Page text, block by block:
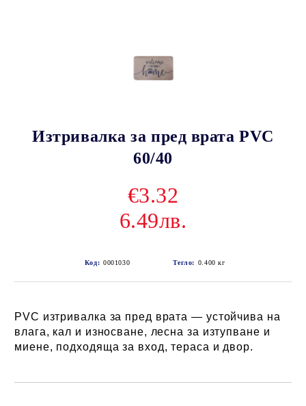
Изтривалка за пред врата PVC
60/40
€3.32
6.49лв.
Код: 0001030 Тегло: 0.400 кг
PVC изтривалка за пред врата — устойчива на
влага, кал и износване, лесна за изтупване и
миене, подходяща за вход, тераса и двор.